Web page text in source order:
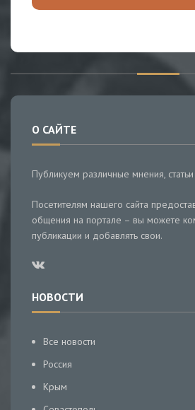
О САЙТЕ
Публикуем различные мнения,
Посетителям нашего сайта
общения на портале – вы можете
публикации и добавлять свои.
НОВОСТИ
Все новости
Россия
Крым